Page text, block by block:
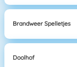
Brandweer Spelletjes
Doolhof